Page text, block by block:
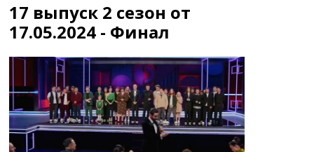
17 выпуск 2 сезон от
17.05.2024 - Финал